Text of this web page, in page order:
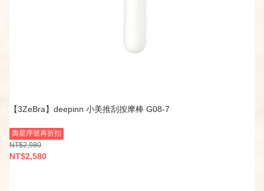
【3ZeBra】deepinn 小美推刮按摩棒 G08-7
壽星序號再折扣
NT$2,980
NT$2,580